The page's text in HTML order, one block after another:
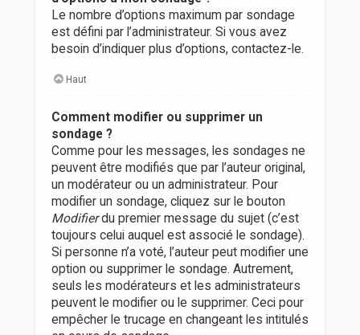
Le nombre d’options maximum par sondage
est défini par l’administrateur. Si vous avez
besoin d’indiquer plus d’options, contactez-le.
Haut
Comment modifier ou supprimer un
sondage ?
Comme pour les messages, les sondages ne
peuvent être modifiés que par l’auteur original,
un modérateur ou un administrateur. Pour
modifier un sondage, cliquez sur le bouton
Modifierdu premier message du sujet (c’est
toujours celui auquel est associé le sondage).
Si personne n’a voté, l’auteur peut modifier une
option ou supprimer le sondage. Autrement,
seuls les modérateurs et les administrateurs
peuvent le modifier ou le supprimer. Ceci pour
empêcher le trucage en changeant les intitulés